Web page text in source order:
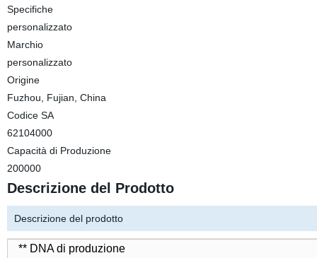
Specifiche
personalizzato
Marchio
personalizzato
Origine
Fuzhou, Fujian, China
Codice SA
62104000
Capacità di Produzione
200000
Descrizione del Prodotto
Descrizione del prodotto
** DNA di produzione